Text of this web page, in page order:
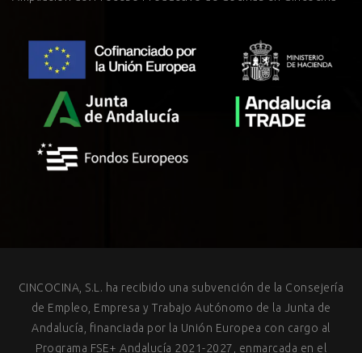
CINCOCINA, S.L. ha recibido una subvención de la Consejería
de Empleo, Empresa y Trabajo Autónomo de la Junta de
Andalucía, financiada por la Unión Europea con cargo al
Programa FSE+ Andalucía 2021-2027, enmarcada en el